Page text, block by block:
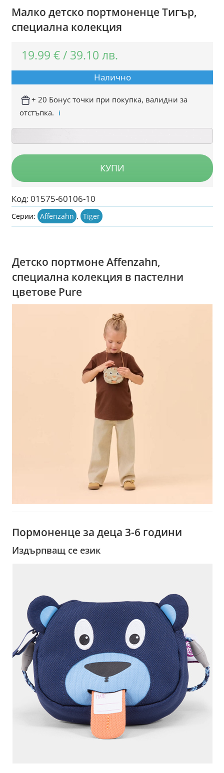
Малко детско портмоненце Тигър,
специална колекция
19.99€ / 39.10лв.
Налично
+ 20 Бонус точки при покупка, валидни за
отстъпка. ℹ️
КУПИ
Код:01575-60106-10
Серии: Affenzahn , Tiger
Детско портмоне Affenzahn,
специална колекция в пастелни
цветове Pure
Пормоненце за деца 3-6 години
Издърпващ се език